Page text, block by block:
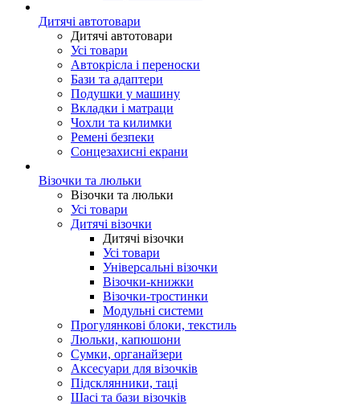
Дитячі автотовари
Дитячі автотовари
Усі товари
Автокрісла і переноски
Бази та адаптери
Подушки у машину
Вкладки і матраци
Чохли та килимки
Ремені безпеки
Сонцезахисні екрани
Візочки та люльки
Візочки та люльки
Усі товари
Дитячі візочки
Дитячі візочки
Усі товари
Універсальні візочки
Візочки-книжки
Візочки-тростинки
Модульні системи
Прогулянкові блоки, текстиль
Люльки, капюшони
Сумки, органайзери
Аксесуари для візочків
Підсклянники, таці
Шасі та бази візочків